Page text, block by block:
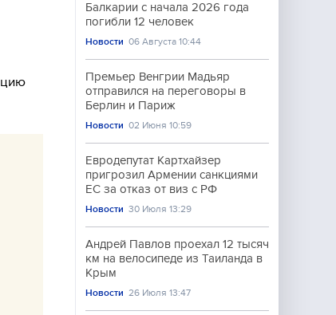
Балкарии с начала 2026 года
погибли 12 человек
Новости 06 Августа 10:44
Премьер Венгрии Мадьяр
отправился на переговоры в
Берлин и Париж
Новости 02 Июня 10:59
Евродепутат Картхайзер
пригрозил Армении санкциями
ЕС за отказ от виз с РФ
Новости 30 Июля 13:29
Андрей Павлов проехал 12 тысяч
км на велосипеде из Таиланда в
Крым
Новости 26 Июля 13:47